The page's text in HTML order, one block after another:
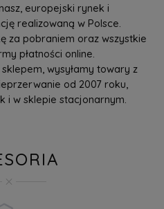
europejski rynek i
realizowaną w Polsce.
za pobraniem oraz wszystkie
płatności online.
wysyłamy towary z
od 2007 roku,
i w sklepie stacjonarnym.